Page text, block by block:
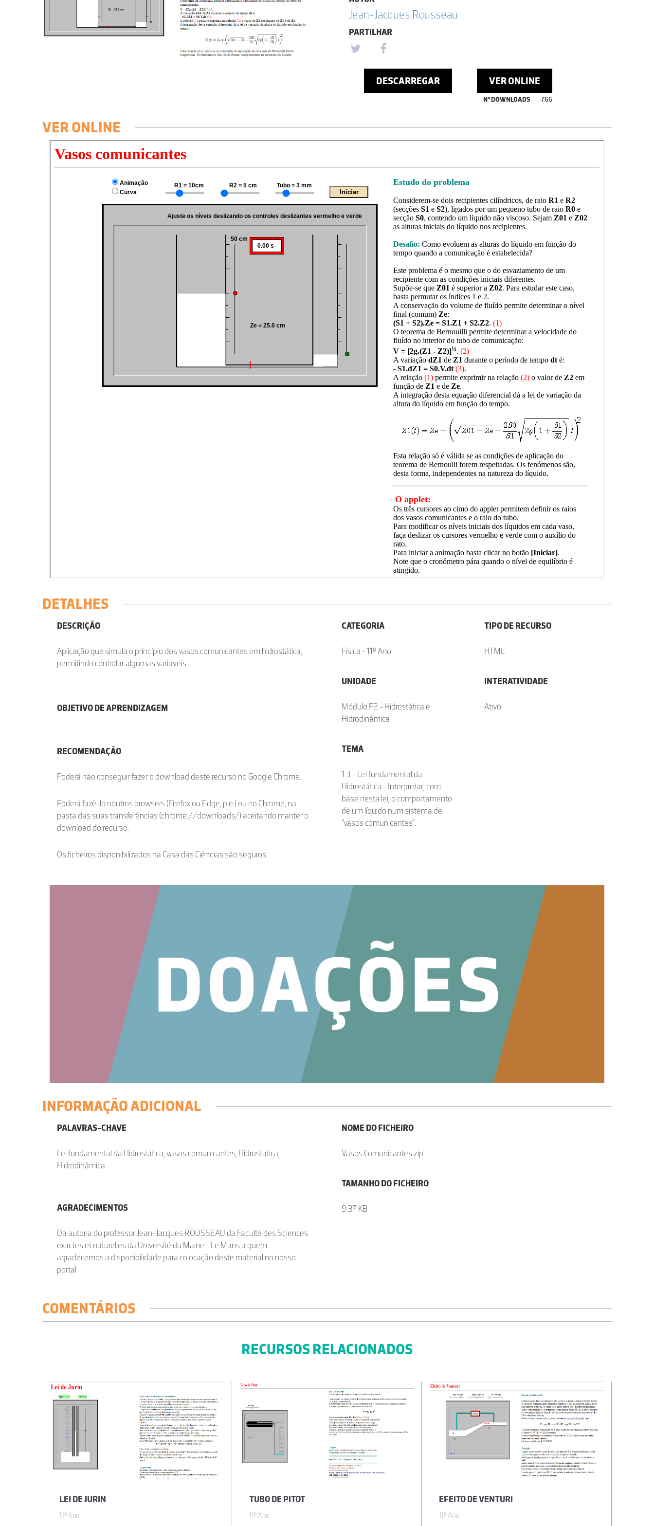
Jean-Jacques Rousseau
PARTILHAR
DESCARREGAR VER ONLINE
Nº DOWNLOADS 766
VER ONLINE
DETALHES
DESCRIÇÃO
Aplicação que simula o princípio dos vasos comunicantes em hidrostática,
permitindo controlar algumas variáveis.
OBJETIVO DE APRENDIZAGEM
RECOMENDAÇÃO
Poderá não conseguir fazer o download deste recurso no Google Chrome.
Poderá fazê-lo noutros browsers (Firefox ou Edge, p.e.) ou no Chrome, na
pasta das suas transferências (chrome://downloads/) aceitando manter o
download do recurso.
Os ficheiros disponibilizados na Casa das Ciências são seguros.
CATEGORIA
Física - 11º Ano
UNIDADE
Módulo F2 - Hidrostática e
Hidrodinâmica
TEMA
1.3 - Lei fundamental da
Hidrostática - Interpretar, com
base nesta lei, o comportamento
de um líquido num sistema de
“vasos comunicantes”.
TIPO DE RECURSO
HTML
INTERATIVIDADE
Ativo
INFORMAÇÃO ADICIONAL
PALAVRAS-CHAVE
Lei fundamental da Hidrostática, vasos comunicantes, Hidrostática,
Hidrodinâmica
AGRADECIMENTOS
Da autoria do professor Jean-Jacques ROUSSEAU da Faculté des Sciences
exactes et naturelles da Université du Maine - Le Mans a quem
agradecemos a disponibilidade para colocação deste material no nosso
portal
NOME DO FICHEIRO
Vasos Comunicantes.zip
TAMANHO DO FICHEIRO
9.37 KB
COMENTÁRIOS
RECURSOS RELACIONADOS
LEI DE JURIN
11º Ano
TUBO DE PITOT
11º Ano
EFEITO DE VENTURI
11º Ano